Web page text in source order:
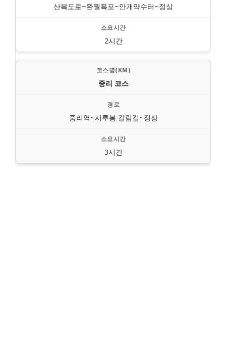
산복도로~완월폭포~안개약수터~정상
2시간
중리 코스
중리역~시루봉 갈림길~정상
3시간